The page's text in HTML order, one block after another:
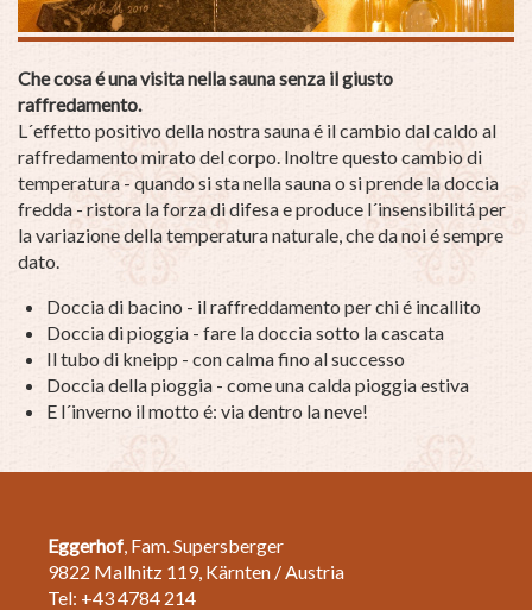
Che cosa é una visita nella sauna senza il giusto
raffredamento.
L´effetto positivo della nostra sauna é il cambio dal caldo al
raffredamento mirato del corpo. Inoltre questo cambio di
temperatura - quando si sta nella sauna o si prende la doccia
fredda - ristora la forza di difesa e produce l´insensibilitá per
la variazione della temperatura naturale, che da noi é sempre
dato.
Doccia di bacino - il raffreddamento per chi é incallito
Doccia di pioggia - fare la doccia sotto la cascata
Il tubo di kneipp - con calma fino al successo
Doccia della pioggia - come una calda pioggia estiva
E l´inverno il motto é: via dentro la neve!
Eggerhof , Fam. Supersberger
9822 Mallnitz 119, Kärnten / Austria
Tel: +43 4784 214